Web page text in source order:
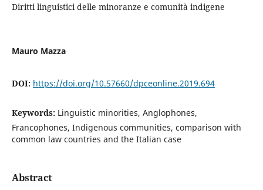
Diritti linguistici delle minoranze e comunità indigene
Mauro Mazza
DOI: https://doi.org/10.57660/dpceonline.2019.694
Keywords: Linguistic minorities, Anglophones,
Francophones, Indigenous communities, comparison with
common law countries and the Italian case
Abstract